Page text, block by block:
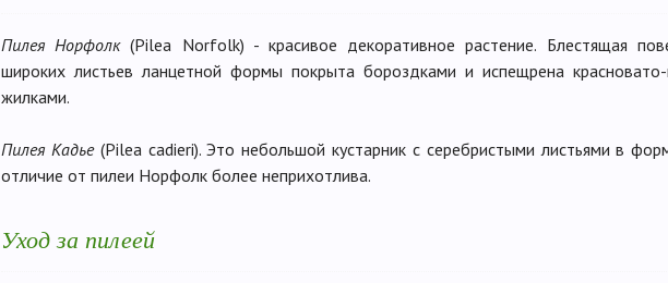
Пилея Норфолк(Pilea Norfolk) - красивое декоративное растение. Блестящая
широких листьев ланцетной формы покрыта бороздками и испещрена красновато-
жилками.
Пилея Кадье(Pilea cadieri). Это небольшой кустарник с серебристыми листьями в
отличие от пилеи Норфолк более неприхотлива.
Уход за пилеей